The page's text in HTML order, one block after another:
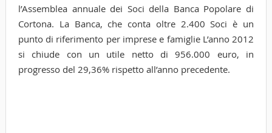
l’Assemblea annuale dei Soci della Banca Popolare di
Cortona. La Banca, che conta oltre 2.400 Soci è un
punto di riferimento per imprese e famiglie L’anno 2012
si chiude con un utile netto di 956.000 euro, in
progresso del 29,36% rispetto all’anno precedente.